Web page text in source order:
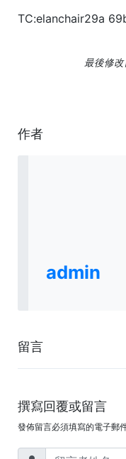
TC:elanchair29a
最後修
作者
admin
留言
撰寫回覆或留言
發佈留言必須填寫的電子郵